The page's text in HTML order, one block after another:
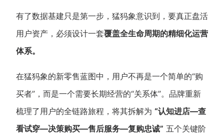
有了数据基建只是第一步，猛犸象意识到，要真正盘活
用户资产，必须设计一套覆盖全生命周期的精细化运营
体系。
在猛犸象的新零售蓝图中，用户不再是一个简单的“购
买者”，而是一个需要长期经营的“关系体”。品牌重新
梳理了用户的全链路旅程，将其拆解为 “认知进店—查
看试穿—决策购买—售后服务—复购忠诚” 五个关键阶